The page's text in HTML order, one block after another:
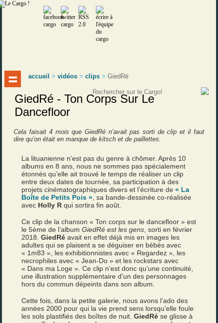
accueil >vidéos >clips >GiedRé
GiedRé - Ton Corps Sur Le
Dancefloor
Cela faisait 4 mois que GiedRé n’avait pas sorti de clip et il faut
dire qu’on était en manque de kitsch et de paillettes.
La lituanienne n’est pas du genre à chômer. Après 10
albums en 8 ans, nous ne sommes pas spécialement
étonnés qu’elle ait trouvé le temps de réaliser un clip
entre deux dates de tournée, sa participation à des
projets cinématographiques divers et l’écriture de« La
Boîte de Petits Pois » , sa bande-dessinée co-réalisée
avec Holly R qui sortira fin août.
Ce clip de la chanson « Ton corps sur le dancefloor » est
le 5ème de l’albumGiedRé est les gens , sorti en février
2018.GiedRé avait en effet déjà mis en images les
adultes qui se plaisent a se déguiser en bébés avec
« 1m83 », les exhibitionnistes avec « Regardez », les
necrophiles avec « Jean-Do » et les rockstars avec
« Dans ma Loge ». Ce clip n’est donc qu’une continuité,
une illustration supplémentaire d’un des personnages
hors du commun dépeints dans son album.
Cette fois, dans la petite galerie, nous avons l’ado des
années 2000 pour qui la vie prend sens lorsqu’elle foule
les sols plastifiés des boîtes de nuit.GiedRé se glisse à